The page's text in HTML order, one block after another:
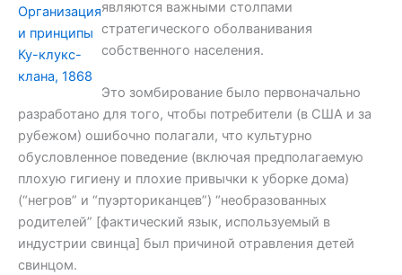
Организация
и принципы
Ку-клукс-
клана, 1868
являются важными столпами
стратегического оболванивания
собственного населения.
Это зомбирование было первоначально
разработано для того, чтобы потребители (в США и за
рубежом) ошибочно полагали, что культурно
обусловленное поведение (включая предполагаемую
плохую гигиену и плохие привычки к уборке дома)
(“негров” и “пуэрториканцев”) “необразованных
родителей” [фактический язык, используемый в
индустрии свинца] был причиной отравления детей
свинцом.